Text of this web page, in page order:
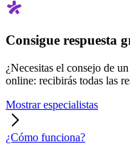
Consigue respuesta
¿Necesitas el consejo de
online: recibirás todas las
Mostrar especialistas
¿Cómo funciona?